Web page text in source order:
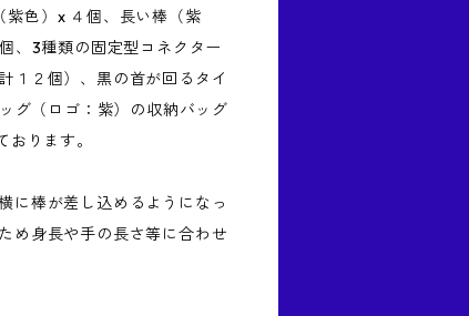
紫色）x ４個、長い棒（紫
、3種類の固定型コネクター
１２個）、黒の首が回るタイ
グ（ロゴ：紫）の収納バッグ
ります。
に棒が差し込めるようになっ
め身長や手の長さ等に合わせ